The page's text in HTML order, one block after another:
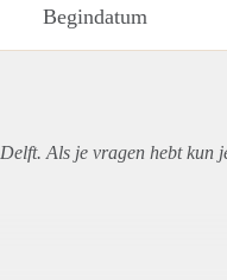
Begindatum
Als je vragen hebt kun